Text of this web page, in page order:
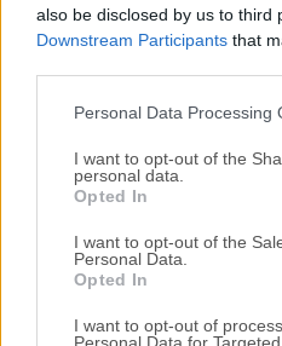
also be disclosed by us to third
Downstream Participants that
Personal Data Processing
I want to opt-out of the
personal data.
Opted In
I want to opt-out of the
Personal Data.
Opted In
I want to opt-out of
Personal Data for Targeted
organización y streaming sin
multimedia de diversas